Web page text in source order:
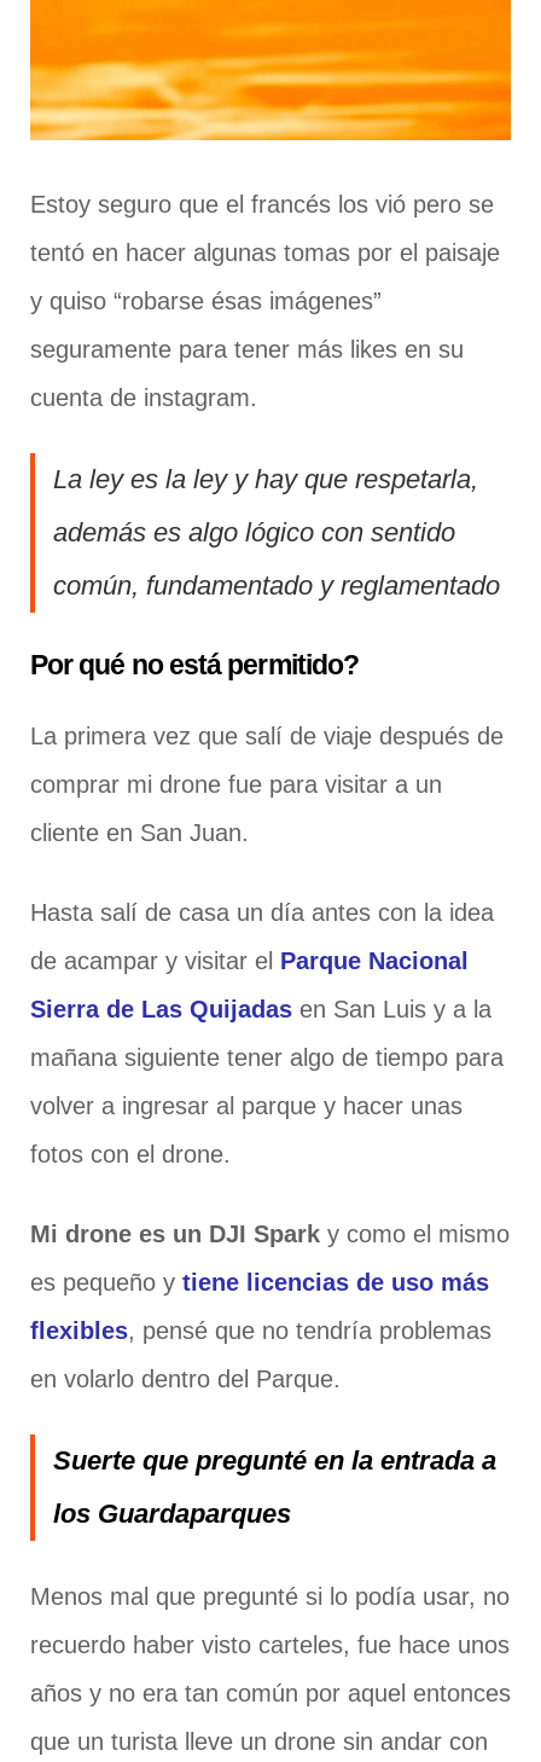
Estoy seguro que el francés los vió pero se
tentó en hacer algunas tomas por el paisaje
y quiso “robarse ésas imágenes”
seguramente para tener más likes en su
cuenta de instagram.
La ley es la ley y hay que respetarla,
además es algo lógico con sentido
común, fundamentado y reglamentado
Por qué no está permitido?
La primera vez que salí de viaje después de
comprar mi drone fue para visitar a un
cliente en San Juan.
Hasta salí de casa un día antes con la idea
de acampar y visitar el Parque Nacional
Sierra de Las Quijadas en San Luis y a la
mañana siguiente tener algo de tiempo para
volver a ingresar al parque y hacer unas
fotos con el drone.
Mi drone es un DJI Spark y como el mismo
es pequeño y tiene licencias de uso más
flexibles, pensé que no tendría problemas
en volarlo dentro del Parque.
Suerte que pregunté en la entrada a
los Guardaparques
Menos mal que pregunté si lo podía usar, no
recuerdo haber visto carteles, fue hace unos
años y no era tan común por aquel entonces
que un turista lleve un drone sin andar con